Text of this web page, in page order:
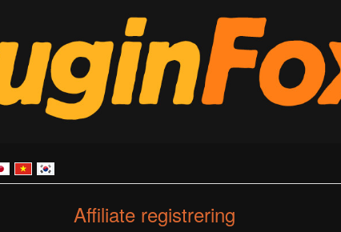
Affiliate registrering